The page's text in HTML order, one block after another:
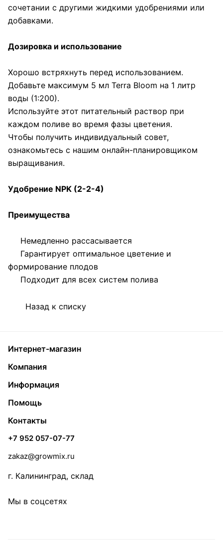
сочетании с другими жидкими удобрениями или
добавками.
Дозировка и использование
Хорошо встряхнуть перед использованием.
Добавьте максимум 5 мл Terra Bloom на 1 литр
воды (1:200).
Используйте этот питательный раствор при
каждом поливе во время фазы цветения.
Чтобы получить индивидуальный совет,
ознакомьтесь с нашим онлайн-планировщиком
выращивания.
Удобрение NPK (2-2-4)
Преимущества
Немедленно рассасывается
Гарантирует оптимальное цветение и
формирование плодов
Подходит для всех систем полива
Назад к списку
Интернет-магазин
Компания
Информация
Помощь
Контакты
+7 952 057-07-77
zakaz@growmix.ru
г. Калининград, склад
Мы в соцсетях